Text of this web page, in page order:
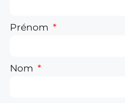
Prénom
Nom